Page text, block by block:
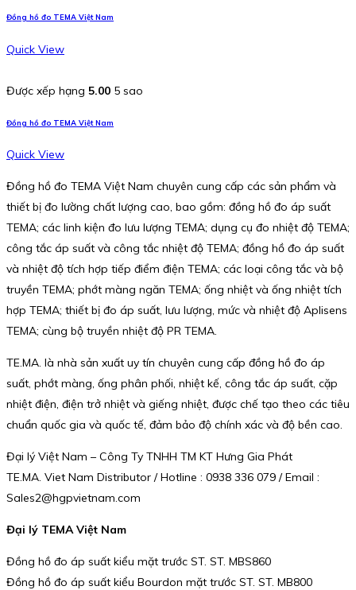
Đồng hồ đo TEMA Việt Nam
Quick View
Được xếp hạng 5.00 5 sao
Đồng hồ đo TEMA Việt Nam
Quick View
Đồng hồ đo TEMA Việt Nam chuyên cung cấp các sản phẩm và
thiết bị đo lường chất lượng cao, bao gồm: đồng hồ đo áp suất
TEMA; các linh kiện đo lưu lượng TEMA; dụng cụ đo nhiệt độ TEMA;
công tắc áp suất và công tắc nhiệt độ TEMA; đồng hồ đo áp suất
và nhiệt độ tích hợp tiếp điểm điện TEMA; các loại công tắc và bộ
truyền TEMA; phớt màng ngăn TEMA; ống nhiệt và ống nhiệt tích
hợp TEMA; thiết bị đo áp suất, lưu lượng, mức và nhiệt độ Aplisens
TEMA; cùng bộ truyền nhiệt độ PR TEMA.
TE.MA. là nhà sản xuất uy tín chuyên cung cấp đồng hồ đo áp
suất, phớt màng, ống phân phối, nhiệt kế, công tắc áp suất, cặp
nhiệt điện, điện trở nhiệt và giếng nhiệt, được chế tạo theo các tiêu
chuẩn quốc gia và quốc tế, đảm bảo độ chính xác và độ bền cao.
Đại lý Việt Nam – Công Ty TNHH TM KT Hưng Gia Phát
TE.MA. Viet Nam Distributor / Hotline : 0938 336 079 / Email :
Sales2@hgpvietnam.com
Đại lý TEMA Việt Nam
Đồng hồ đo áp suất kiểu mặt trước ST. ST. MBS860
Đồng hồ đo áp suất kiểu Bourdon mặt trước ST. ST. MB800